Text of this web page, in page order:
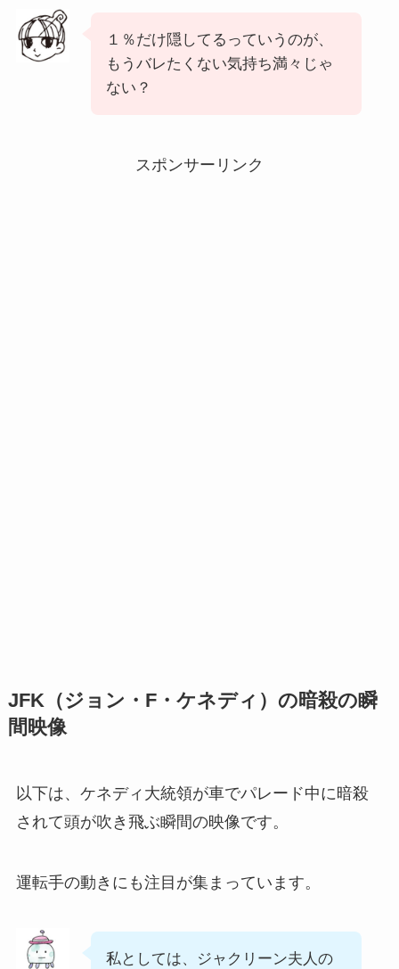
１％だけ隠してるっていうのが、
もうバレたくない気持ち満々じゃ
ない？
スポンサーリンク
JFK（ジョン・F・ケネディ）の暗殺の瞬
間映像
以下は、ケネディ大統領が車でパレード中に暗殺
されて頭が吹き飛ぶ瞬間の映像です。
運転手の動きにも注目が集まっています。
私としては、ジャクリーン夫人の